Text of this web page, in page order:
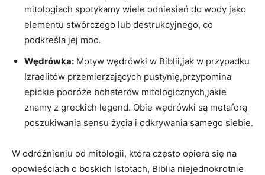
mitologiach spotykamy wiele odniesień do wody jako
elementu stwórczego lub destrukcyjnego, co
podkreśla jej moc.
Wędrówka: Motyw wędrówki w Biblii,jak w przypadku
Izraelitów przemierzających pustynię,przypomina
epickie podróże bohaterów mitologicznych,jakie
znamy z greckich legend. Obie wędrówki są metaforą
poszukiwania sensu życia i odkrywania samego siebie.
W odróżnieniu od mitologii, która często opiera się na
opowieściach o boskich istotach, Biblia niejednokrotnie